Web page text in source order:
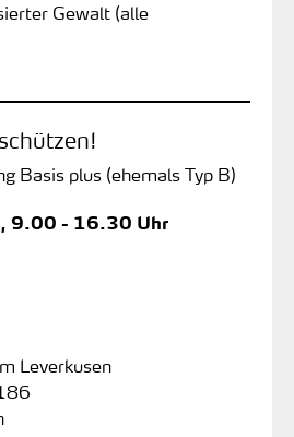
Gewalt (alle
Basis plus (ehemals Typ B)
9.00 - 16.30 Uhr
Leverkusen